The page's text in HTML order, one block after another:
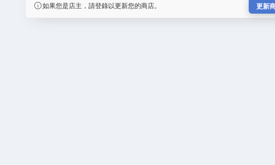
如果您是店主，請登錄以更新您的商店。 更新